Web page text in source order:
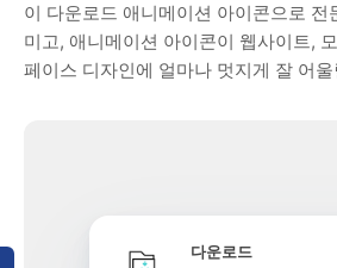
이 다운로드 애니메이션 아이콘으로 전
미고, 애니메이션 아이콘이 웹사이트,
페이스 디자인에 얼마나 멋지게 잘 어
다운로드